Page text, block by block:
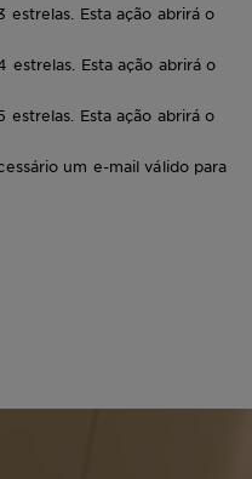
estrelas. Esta ação abrirá o
estrelas. Esta ação abrirá o
estrelas. Esta ação abrirá o
um e-mail válido para